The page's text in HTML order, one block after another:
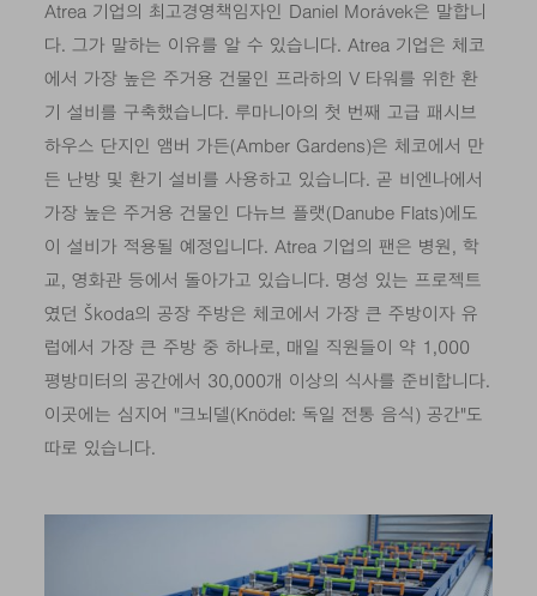
Atrea 기업의 최고경영책임자인 Daniel Morávek은 말합니
다. 그가 말하는 이유를 알 수 있습니다. Atrea 기업은 체코
에서 가장 높은 주거용 건물인 프라하의 V 타워를 위한 환
기 설비를 구축했습니다. 루마니아의 첫 번째 고급 패시브
하우스 단지인 앰버 가든(Amber Gardens)은 체코에서 만
든 난방 및 환기 설비를 사용하고 있습니다. 곧 비엔나에서
가장 높은 주거용 건물인 다뉴브 플랫(Danube Flats)에도
이 설비가 적용될 예정입니다. Atrea 기업의 팬은 병원, 학
교, 영화관 등에서 돌아가고 있습니다. 명성 있는 프로젝트
였던 Škoda의 공장 주방은 체코에서 가장 큰 주방이자 유
럽에서 가장 큰 주방 중 하나로, 매일 직원들이 약 1,000
평방미터의 공간에서 30,000개 이상의 식사를 준비합니다.
이곳에는 심지어 "크뇌델(Knödel: 독일 전통 음식) 공간"도
따로 있습니다.